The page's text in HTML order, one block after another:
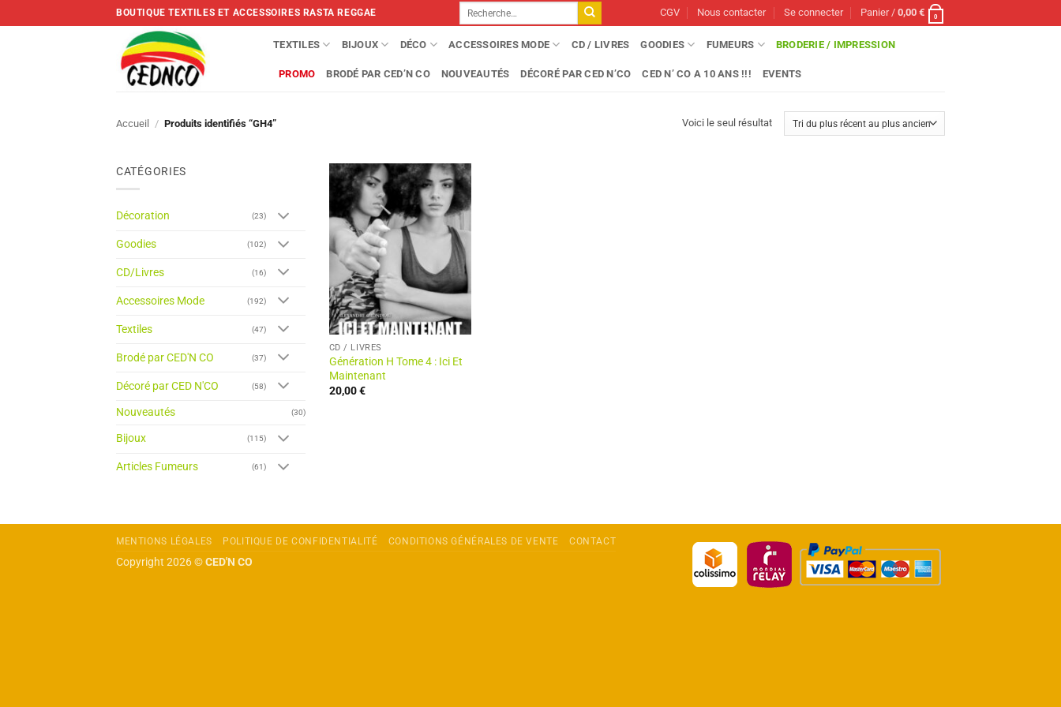
to
BOUTIQUE TEXTILES ET ACCESSOIRES RASTA REGGAE
Recherche
pour :
CGV Nous contacter Se connecter Panier /0,00€ 0
TEXTILES BIJOUX DÉCO ACCESSOIRES MODE CD / LIVRES GOODIES FUMEURS BRODERIE / IMPRESSION
PROMO BRODÉ PAR CED’N CO NOUVEAUTÉS DÉCORÉ PAR CED N’CO CED N’ CO A 10 ANS !!! EVENTS
Accueil / Produits identifiés “GH4” Voici le seul résultat
CATÉGORIES
Décoration (23)
Goodies (102)
CD/Livres (16)
Accessoires Mode (192)
Textiles (47)
Brodé par CED'N CO (37)
Décoré par CED N'CO (58)
Nouveautés (30)
Bijoux (115)
Articles Fumeurs (61)
CD / LIVRES
Génération H Tome 4 : Ici Et
Maintenant
20,00€
MENTIONS LÉGALES POLITIQUE DE CONFIDENTIALITÉ CONDITIONS GÉNÉRALES DE VENTE CONTACT
Copyright 2026 ©CED'N CO